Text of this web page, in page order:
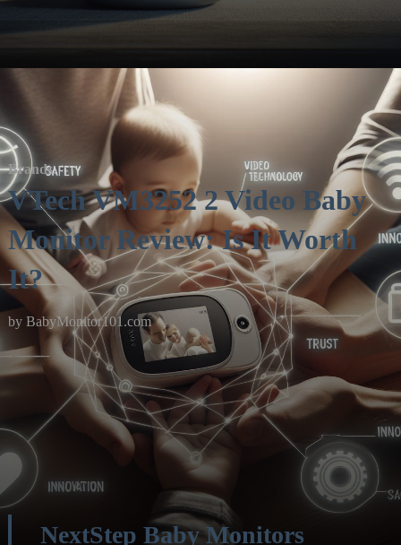
Brands
VTech VM3252 2 Video Baby
Monitor Review: Is It Worth
It?
by BabyMonitor101.com
NextStep Baby Monitors